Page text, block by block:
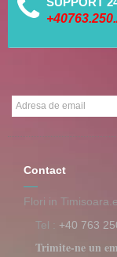
Contact
Flori in
Tel : +40 763
Trimite-ne un